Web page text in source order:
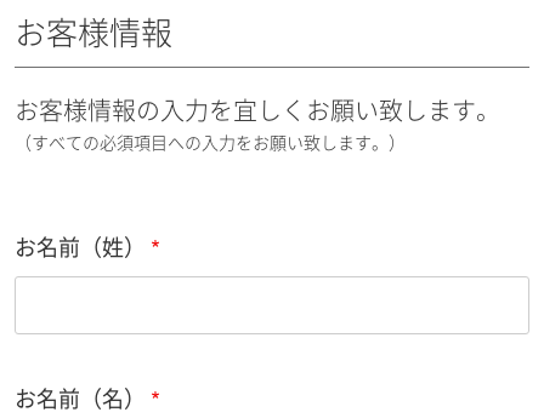
お客様情報
お客様情報の入力を宜しくお願い致します。
（すべての必須項目への入力をお願い致します。）
お名前（姓）
お名前（名）